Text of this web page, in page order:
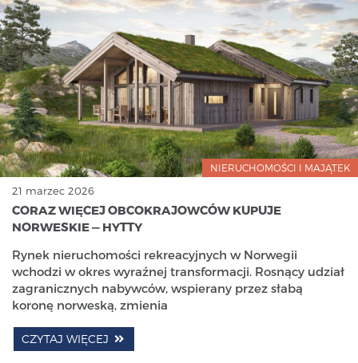
NIERUCHOMOŚCI I MAJĄTEK
21 marzec 2026
CORAZ WIĘCEJ OBCOKRAJOWCÓW KUPUJE
NORWESKIE — HYTTY
Rynek nieruchomości rekreacyjnych w Norwegii
wchodzi w okres wyraźnej transformacji. Rosnący udział
zagranicznych nabywców, wspierany przez słabą
koronę norweską, zmienia
CZYTAJ WIĘCEJ